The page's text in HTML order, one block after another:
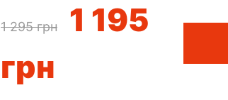
1 295грн
1 195
грн